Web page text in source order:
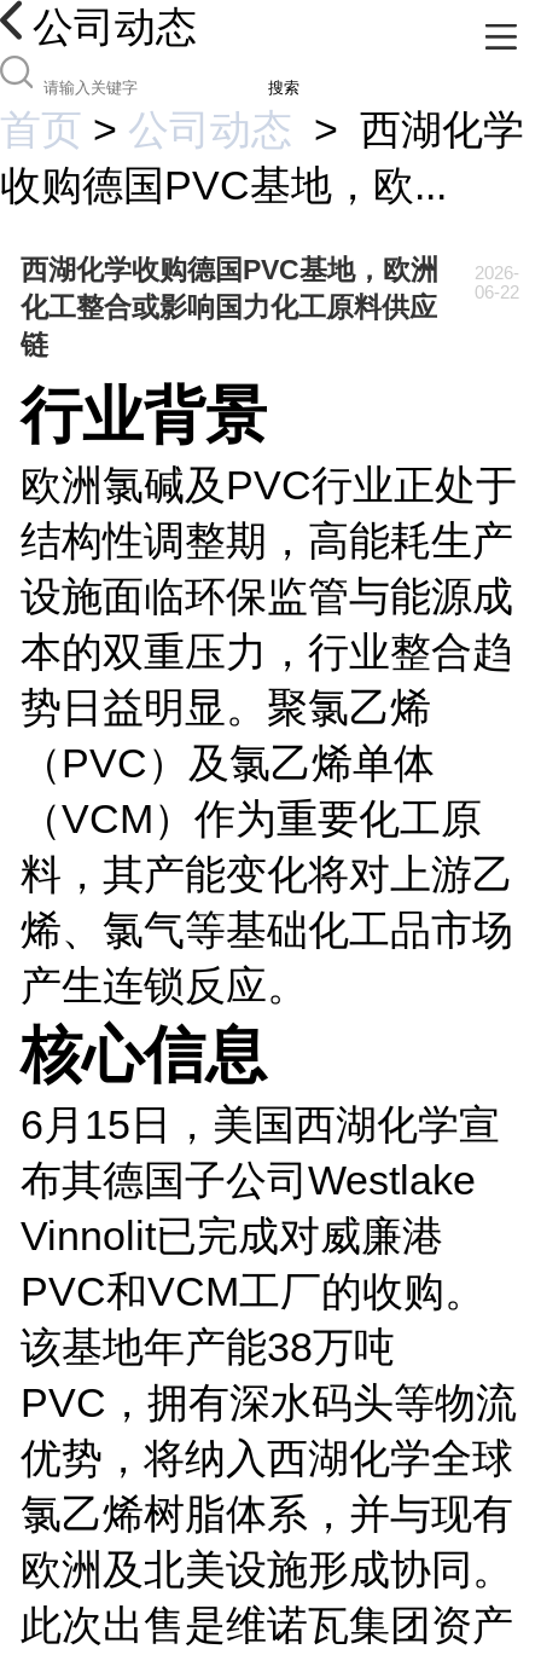
公司动态
搜索
首页 > 公司动态 > 西湖化学
收购德国PVC基地，欧...
西湖化学收购德国PVC基地，欧洲
化工整合或影响国力化工原料供应
链
2026-
06-22
行业背景
欧洲氯碱及PVC行业正处于
结构性调整期，高能耗生产
设施面临环保监管与能源成
本的双重压力，行业整合趋
势日益明显。聚氯乙烯
（PVC）及氯乙烯单体
（VCM）作为重要化工原
料，其产能变化将对上游乙
烯、氯气等基础化工品市场
产生连锁反应。
核心信息
6月15日，美国西湖化学宣
布其德国子公司Westlake
Vinnolit已完成对威廉港
PVC和VCM工厂的收购。
该基地年产能38万吨
PVC，拥有深水码头等物流
优势，将纳入西湖化学全球
氯乙烯树脂体系，并与现有
欧洲及北美设施形成协同。
此次出售是维诺瓦集团资产